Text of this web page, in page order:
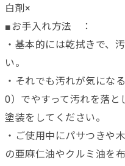
白剤×
■お手入れ方法 ：
・基本的には乾拭きで、
い。
・それでも汚れが気にな
0）でやすって汚れを落
塗装をしてください。
・ご使用中にパサつきや
の亜麻仁油やクルミ油を